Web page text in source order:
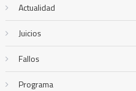
Actualidad
Juicios
Fallos
Programa